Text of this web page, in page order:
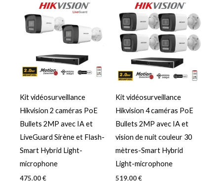
Kit vidéosurveillance
Hikvision 2 caméras PoE
Bullets 2MP avec IA et
LiveGuard Sirène et Flash-
Smart Hybrid Light-
microphone
475.00€
Kit vidéosurveillance
Hikvision 4 caméras PoE
Bullets 2MP avec IA et
vision de nuit couleur 30
mètres-Smart Hybrid
Light-microphone
519.00€